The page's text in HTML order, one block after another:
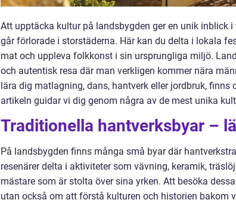
Att upptäcka kultur på landsbygden ger en unik inblick
går förlorade i storstäderna. Här kan du delta i lokala
mat och uppleva folkkonst i sin ursprungliga miljö.
och autentisk resa där man verkligen kommer nära
lära dig matlagning, dans, hantverk eller jordbruk,
artikeln guidar vi dig genom några av de mest unika
Traditionella hantverksbyar –
På landsbygden finns många små byar där
resenärer delta i aktiviteter som vävning, keramik,
mästare som är stolta över sina yrken. Att besöka
utan också om att förstå kulturen och historien bakom